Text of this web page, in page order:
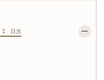
: 目次